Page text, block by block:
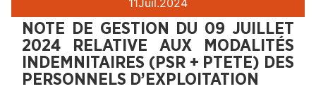
NOTE DE GESTION DU 09 JUILLET
2024 RELATIVE AUX MODALITÉS
INDEMNITAIRES (PSR + PTETE) DES
PERSONNELS D’EXPLOITATION